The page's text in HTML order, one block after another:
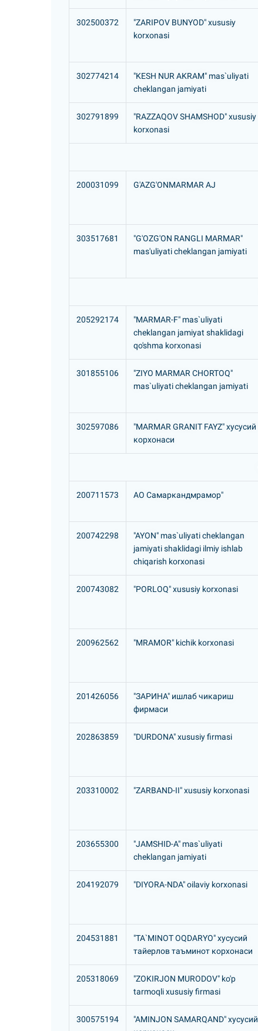
302500372
"ZARIPOV BUNYOD" xususiy
korxonasi
302774214
"KESH NUR AKRAM" mas`uliyati
cheklangan jamiyati
302791899
"RAZZAQOV SHAMSHOD" xususiy
korxonasi
200031099 G'AZG'ONMARMAR AJ
303517681
"G'OZG'ON RANGLI MARMAR"
mas'uliyati cheklangan jamiyati
205292174
"MARMAR-F" mas`uliyati
cheklangan jamiyat shaklidagi
qo'shma korxonasi
301855106
"ZIYO MARMAR CHORTOQ"
mas`uliyati cheklangan jamiyati
302597086
"MARMAR GRANIT FAYZ" хусусий
корхонаси
200711573 АО Самаркандмрамор"
200742298
"AYON" mas`uliyati cheklangan
jamiyati shaklidagi ilmiy ishlab
chiqarish korxonasi
200743082 "PORLOQ" xususiy korxonasi
200962562 "MRAMOR" kichik korxonasi
201426056
"ЗАРИHА" ишлаб чикариш
фирмаси
202863859 "DURDONA" xususiy firmasi
203310002 "ZARBAND-II" xususiy korxonasi
203655300
"JAMSHID-A" mas`uliyati
cheklangan jamiyati
204192079 "DIYORA-NDA" oilaviy korxonasi
204531881
"TA`MINOT OQDARYO" хусусий
тайерлов таъминот корхонаси
205318069
"ZOKIRJON MURODOV" ko'p
tarmoqli xususiy firmasi
300575194
"AMINJON SAMARQAND" хусусий